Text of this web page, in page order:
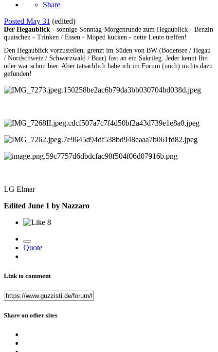
Share
Posted May 31 (edited)
Der Hegaublick - sonnige Sonntag-Morgenrunde zum Hegaublick - Benzin
quatschen - Trinken / Essen - Moped kucken - nette Leute treffen!
Den Hegaublick vorzustellen, grenzt im Süden von BW (Bodensee / Hegau
/ Nordschweiz / Schwarzwald / Baar) fast an ein Sakrileg. Jeder kennt Ihn
oder war schon hier. Aber tatsächlich habe ich im Forum (noch) nichts dazu
gefunden!
LG Elmar
Edited June 1 by Nazzaro
8
Quote
Link to comment
Share on other sites